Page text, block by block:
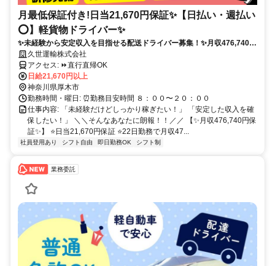
月最低保証付き!日当21,670円保証✨【日払い・週払い
⭕️】軽貨物ドライバー✨
✨未経験から安定収入を目指せる配送ドライバー募集！✨月収476,740円
保証！さらに繁忙期は単価UP！評価制度による追加支給実績もあり！頑
張り次第でさらなる高収入も可能です！置き配メイン・再配達なしで配
送に集中できる環境をご用意！日払い・週払いにも対応！転職直後や急
な出費がある方も安心してスタートできます！
久世運輸株式会社
アクセス: ⏩️直行直帰OK
日給21,670円以上
神奈川県厚木市
勤務時間・曜日: ⏰勤務目安時間 ８：００〜２０：００
仕事内容: 「未経験だけどしっかり稼ぎたい！」 「安定した収入を確
保したい！」 ＼＼そんなあなたに朗報！！／／ 【✨月収476,740円保
証✨】 ⭐日当21,670円保証 ⭐22日勤務で月収47...
社員登用あり シフト自由 即日勤務OK シフト制
業務委託